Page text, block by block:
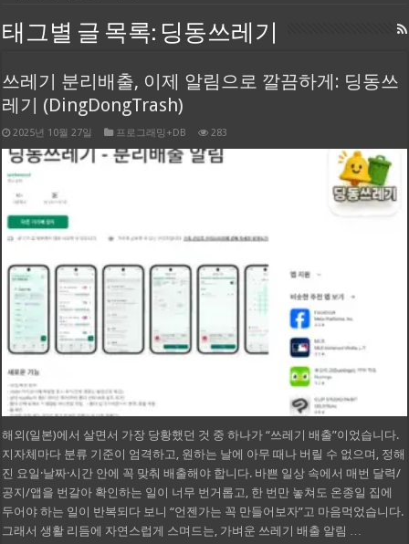
태그별 글 목록: 딩동쓰레기
쓰레기 분리배출, 이제 알림으로 깔끔하게: 딩동쓰
레기 (DingDongTrash)
2025년 10월 27일 프로그래밍+DB 283
해외(일본)에서 살면서 가장 당황했던 것 중 하나가 “쓰레기 배출”이었습니다.
지자체마다 분류 기준이 엄격하고, 원하는 날에 아무 때나 버릴 수 없으며, 정해
진 요일·날짜·시간 안에 꼭 맞춰 배출해야 합니다. 바쁜 일상 속에서 매번 달력/
공지/앱을 번갈아 확인하는 일이 너무 번거롭고, 한 번만 놓쳐도 온종일 집에
두어야 하는 일이 반복되다 보니 “언젠가는 꼭 만들어보자”고 마음먹었습니다.
그래서 생활 리듬에 자연스럽게 스며드는, 가벼운 쓰레기 배출 알림 …